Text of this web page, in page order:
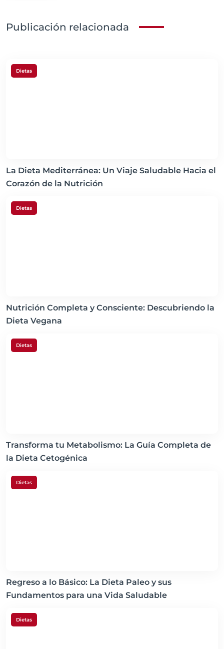
Publicación relacionada
Dietas
La Dieta Mediterránea: Un Viaje Saludable Hacia el
Corazón de la Nutrición
Dietas
Nutrición Completa y Consciente: Descubriendo la
Dieta Vegana
Dietas
Transforma tu Metabolismo: La Guía Completa de
la Dieta Cetogénica
Dietas
Regreso a lo Básico: La Dieta Paleo y sus
Fundamentos para una Vida Saludable
Dietas